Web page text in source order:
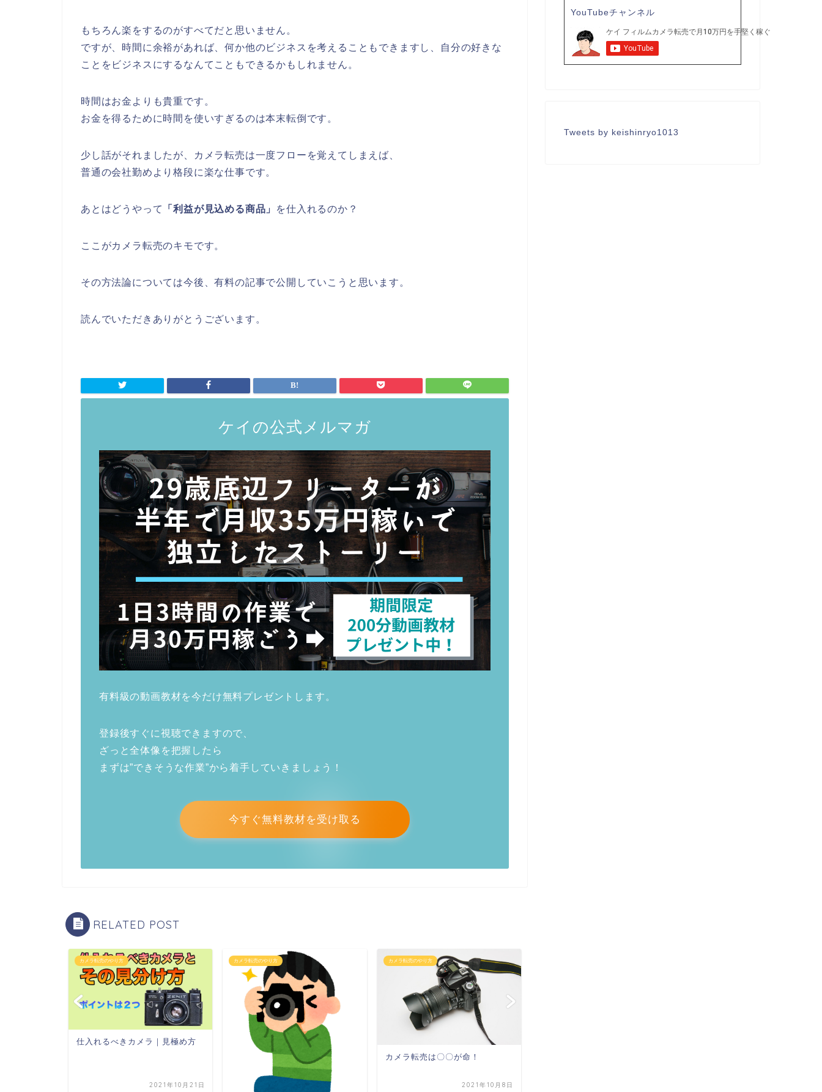
もちろん楽をするのがすべてだと思いません。
ですが、時間に余裕があれば、何か他のビジネスを考えることもできますし、自分の好きな
ことをビジネスにするなんてこともできるかもしれません。
時間はお金よりも貴重です。
お金を得るために時間を使いすぎるのは本末転倒です。
少し話がそれましたが、カメラ転売は一度フローを覚えてしまえば、
普通の会社勤めより格段に楽な仕事です。
あとはどうやって 「利益が見込める商品」 を仕入れるのか？
ここがカメラ転売のキモです。
その方法論については今後、有料の記事で公開していこうと思います。
読んでいただきありがとうございます。
ケイの公式メルマガ
有料級の動画教材を今だけ無料プレゼントします。
登録後すぐに視聴できますので、
ざっと全体像を把握したら
まずは”できそうな作業”から着手していきましょう！
今すぐ無料教材を受け取る
RELATED POST
カメラ転売のやり方
仕入れるべきカメラ｜見極め方
2021年10月21日
カメラ転売のやり方 カメラ転売のやり方
カメラ転売は〇〇が命！
2021年10月8日
YouTubeチャンネル
Tweets by keishinryo1013